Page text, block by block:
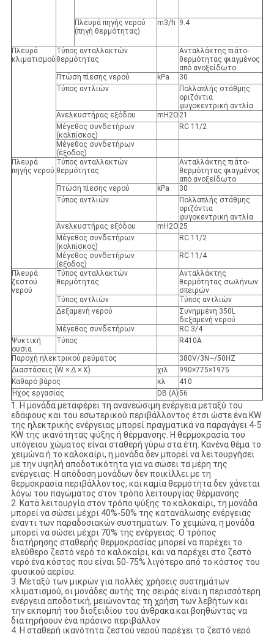
Πλευρά πηγής νερού
(πηγή θερμότητας)
m3/h 9.4
Πλευρά
κλιματισμού
Τύπος ανταλλακτών
θερμότητας
Ανταλλάκτης πιάτο-
θερμότητας φιαγμένος
από ανοξείδωτο
Πτώση πίεσης νερού
kPa
30
Τύπος αντλιών
Πολλαπλής στάθμης
οριζόντια
φυγοκεντρική αντλία
Ανελκυστήρας εξόδου
mH2O 21
Μέγεθος συνδετήρων
(κολπίσκος)
RC 11/2
Μέγεθος συνδετήρων
(έξοδος)
Πλευρά
πηγής νερού
Τύπος ανταλλακτών
θερμότητας
Ανταλλάκτης πιάτο-
θερμότητας φιαγμένος
από ανοξείδωτο
Πτώση πίεσης νερού
kPa
30
Τύπος αντλιών
Πολλαπλής στάθμης
οριζόντια
φυγοκεντρική αντλία
Ανελκυστήρας εξόδου
mH2O 25
Μέγεθος συνδετήρων
(κολπίσκος)
RC 11/2
Μέγεθος συνδετήρων
(έξοδος)
RC 11/4
Πλευρά
ζεστού
νερού
Τύπος ανταλλακτών
θερμότητας
Ανταλλάκτης
θερμότητας σωλήνων
σπειρών
Τύπος αντλιών
Τύπος αντλιών
Δεξαμενή νερού
Συνημμένη 350L
δεξαμενή νερού
Μέγεθος συνδετήρων
RC 3/4
Ψυκτική
ουσία
Τύπος R410A
Παροχή ηλεκτρικού ρεύματος
380V/3N~/50HZ
Διαστάσεις (W × Δ × Χ)
χιλ.
990×775×1975
Καθαρό βάρος
κλ
410
Ήχος εργασίας
DB (Α)56
1. Η μονάδα μεταφέρει τη ανανεώσιμη ενέργεια μεταξύ του
εδάφους και του εσωτερικού περιβάλλοντος έτσι ώστε ένα KW
της ηλεκτρικής ενέργειας μπορεί πραγματικά να παραγάγει 4-5
KW της ικανότητας ψύξης ή θέρμανσης. Η θερμοκρασία του
υπόγειου χώματος είναι σταθερή γύρω στα έτη. Κανένα θέμα το
χειμώνα ή το καλοκαίρι, η μονάδα δεν μπορεί να λειτουργήσει
με την υψηλή αποδοτικότητα για να σώσει τα μέρη της
ενέργειας. Η απόδοση μονάδων δεν ποικίλλει με τη
θερμοκρασία περιβάλλοντος, και καμία θερμότητα δεν χάνεται
λόγω του παγώματος στον τρόπο λειτουργίας θέρμανσης.
2. Κατά λειτουργία στον τρόπο ψύξης το καλοκαίρι, τη μονάδα
μπορεί να σώσει μέχρι 40%-50% της κατανάλωσης ενέργειας
έναντι των παραδοσιακών συστημάτων. Το χειμώνα, η μονάδα
μπορεί να σώσει μέχρι 70% της ενέργειας. Ο τρόπος
διατήρησης σταθερής θερμοκρασίας μπορεί να παρέχει το
ελεύθερο ζεστό νερό το καλοκαίρι, και να παρέχει στο ζεστό
νερό ένα κόστος που είναι 50-75% λιγότερο από το κόστος του
φυσικού αερίου.
3. Μεταξύ των μικρών για πολλές χρήσεις συστημάτων
κλιματισμού, οι μονάδες αυτής της σειράς είναι η περισσότερη
ενέργεια αποδοτική, μειώνοντας τη χρήση των λεβήτων και
την εκπομπή του διοξειδίου του άνθρακα και βοηθώντας να
διατηρήσουν ένα πράσινο περιβάλλον
4. Η σταθερή ικανότητα ζεστού νερού παρέχει το ζεστό νερό